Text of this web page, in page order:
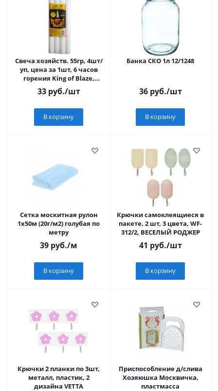
Свеча хозяйств. 55гр, 4шт/
уп, цена за 1шт, 6 часов
горения King of Blaze,
белый цвет КВ-055
33руб./шт
В корзину
Банка СКО 1л 12/1248
36руб./шт
В корзину
Сетка москитная рулон
1х50м (20г/м2) голубая по
метру
39 руб./м
В корзину
Крючки самоклеящиеся в
пакете, 2 шт, 3 цвета, WF-
312/2, ВЕСЕЛЫЙ РОДЖЕР
41 руб./шт
В корзину
Крючки 2 планки по 3шт,
металл, пластик, 2
дизайна VETTA
Приспособление д/слива
Хозяюшка Москвичка,
пластмасса